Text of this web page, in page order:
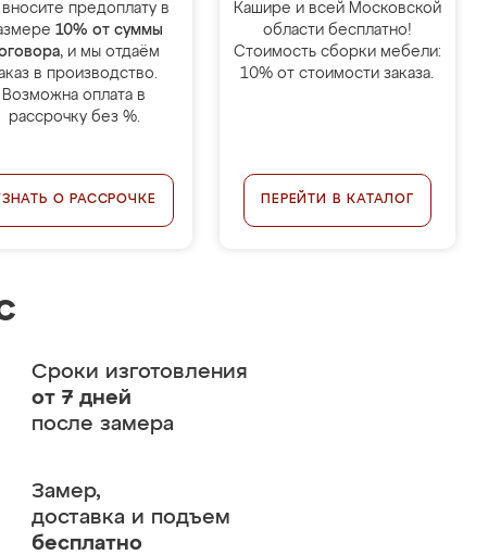
предоплату в
10% от суммы
, и мы отдаём
в производство.
Возможна оплата в
рассрочку без %.
О РАССРОЧКЕ
Кашире и всей Московской
области бесплатно!
Стоимость сборки мебели:
10% от стоимости заказа.
ПЕРЕЙТИ В КАТАЛОГ
Сроки изготовления
от 7 дней
после замера
Замер,
доставка и подъем
бесплатно